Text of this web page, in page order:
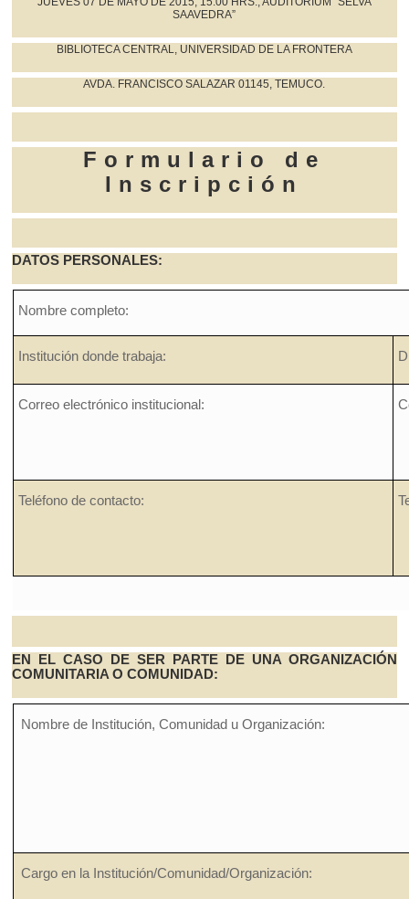
SAAVEDRA”
BIBLIOTECA CENTRAL, UNIVERSIDAD DE LA FRONTERA
AVDA. FRANCISCO SALAZAR 01145, TEMUCO.
Formulario de
Inscripción
DATOS PERSONALES:
Nombre completo:
Institución donde trabaja:
Correo electrónico institucional:
Teléfono de contacto:
EN EL CASO DE SER PARTE DE UNA ORGANIZACIÓN
COMUNITARIA O COMUNIDAD:
Nombre de Institución, Comunidad u Organización:
Cargo en la Institución/Comunidad/Organización: